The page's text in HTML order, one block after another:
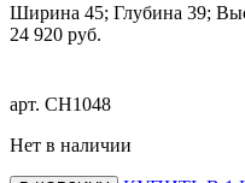
Ширина 45; Глубина 39;
24 920 руб.
арт. СН1048
Нет в наличии